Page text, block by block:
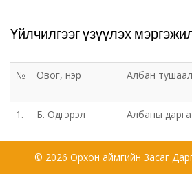
Үйлчилгээг үзүүлэх
№ Овог, нэр Албан тушаал
1.
Б. Одгэрэл Албаны дарга
© 2026 Орхон аймгийн Засаг